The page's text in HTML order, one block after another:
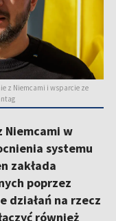
z Niemcami i wsparcie ze
Niemcami w
systemu
zakłada
poprzez
działań na rzecz
również